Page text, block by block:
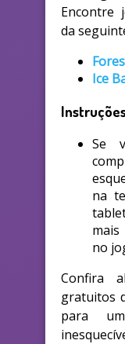
Encontre
da
Ice
Se
na
mais
no
Confira
gratuitos
para